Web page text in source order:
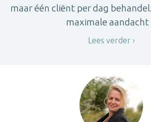
maar één cliënt per dag
maximale aandacht
Lees verder